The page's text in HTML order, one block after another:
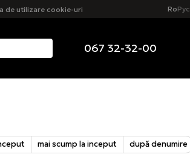
de utilizare cookie-uri RoРус
067 32-32-00
mai scump la inceput după denumire